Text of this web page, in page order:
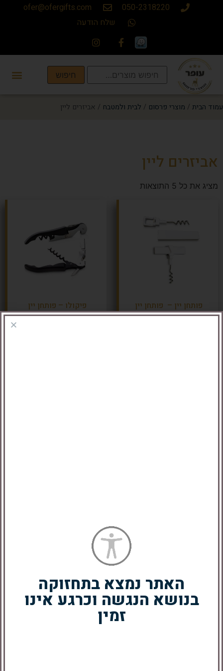
050-2318220
ofer@ofergifts.com
שלח הודעה
חיפוש
עמוד הבית / מוצרי פרסום / לבית ולמטבח / אביזרים ליין
אביזרים ליין
מציג את כל 5 התוצאות
פותחן יין – פותחן יין
נשלף ומתקפל
פיקולו – פותחן יין
מקצועי
האתר נמצא בתחזוקה
בנושא הנגשה וכרגע אינו
זמין